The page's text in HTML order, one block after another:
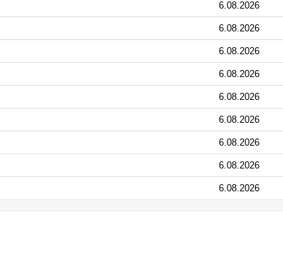
6.08.2026
6.08.2026
6.08.2026
6.08.2026
6.08.2026
6.08.2026
6.08.2026
6.08.2026
6.08.2026